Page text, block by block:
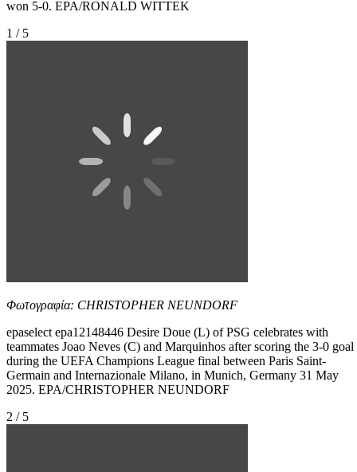
won 5-0. EPA/RONALD WITTEK
1 / 5
Φωτογραφία: CHRISTOPHER NEUNDORF
epaselect epa12148446 Desire Doue (L) of PSG celebrates with
teammates Joao Neves (C) and Marquinhos after scoring the 3-0 goal
during the UEFA Champions League final between Paris Saint-
Germain and Internazionale Milano, in Munich, Germany 31 May
2025. EPA/CHRISTOPHER NEUNDORF
2 / 5